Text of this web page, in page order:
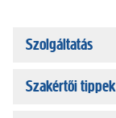
Szolgáltatás
Szakértői tippek